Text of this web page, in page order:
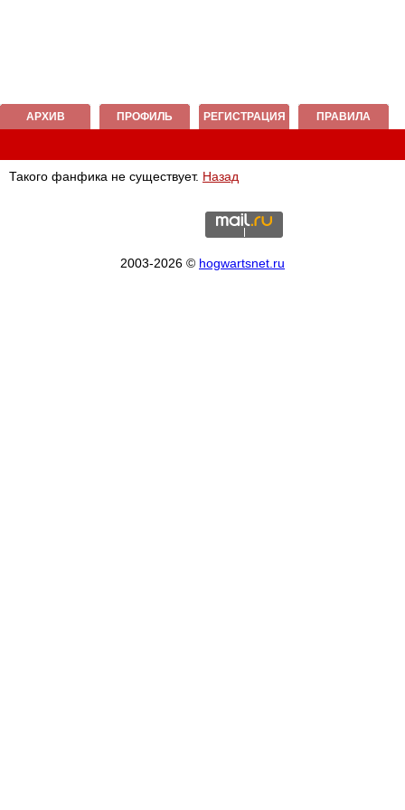
АРХИВ ПРОФИЛЬ РЕГИСТРАЦИЯ ПРАВИЛА
Такого фанфика не существует. Назад
2003-2026 © hogwartsnet.ru